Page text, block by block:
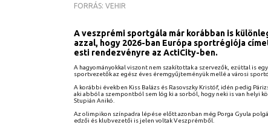
FORRÁS: VEHIR
A veszprémi sportgála már korábban is
azzal, hogy 2026-ban Európa sportrégiója
esti rendezvényre az ActiCity-ben.
A hagyományokkal viszont nem szakítottak a szervezők, ezúttal is
sportvezetők az egész éves éremgyűjteményük mellé a városi
A korábbi években Kiss Balázs és Rasovszky Kristóf, idén pedig
aki abból a szempontból sem lóg ki a sorból, hogy neki is van helyi
Stupián Anikó.
Az olimpikon színpadra lépése előtt azonban még Porga Gyula
edzői és klubvezetői is jelen voltak Veszprémből.